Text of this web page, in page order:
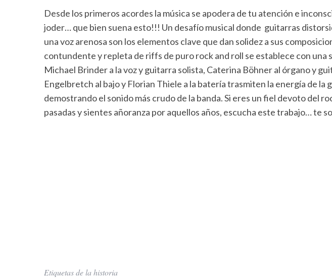
Desde los primeros acordes la música se apodera de tu atención e
joder… que bien suena esto!!! Un desafío musical donde guitarras
una voz arenosa son los elementos clave que dan solidez a sus
contundente y repleta de riffs de puro rock and roll se establece con una
Michael Brinder a la voz y guitarra solista, Caterina Böhner al órgano y
Engelbretch al bajo y Florian Thiele a la batería trasmiten la energía de la
demostrando el sonido más crudo de la banda. Si eres un fiel devoto del
pasadas y sientes añoranza por aquellos años, escucha este trabajo… te
Etiquetas de la historia